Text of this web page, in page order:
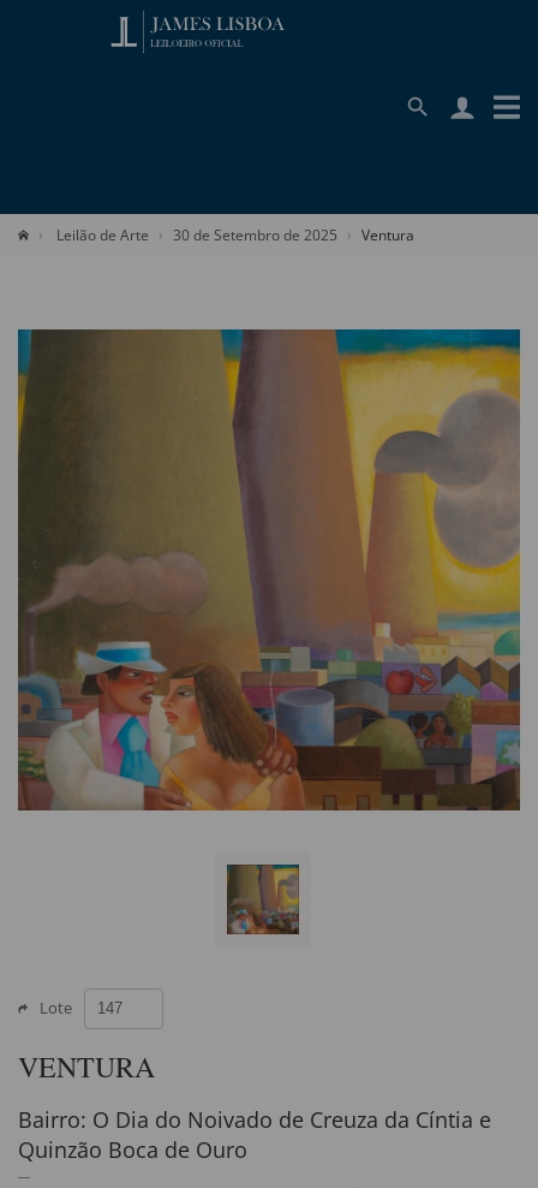
Leilão de Arte 30 de Setembro de 2025 Ventura
Lote
VENTURA
Bairro: O Dia do Noivado de Creuza da Cíntia e
Quinzão Boca de Ouro